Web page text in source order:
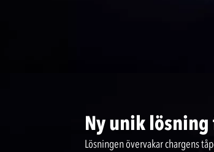
Ny unik
Lösningen övervakar chargens